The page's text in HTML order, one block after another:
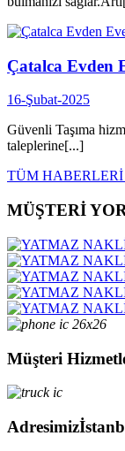
Çatalca Evden
16-Şubat-2025
Güvenli Taşıma
taleplerine[...]
TÜM HABERLERİ
MÜŞTERİ
Müşteri
Adresimiz